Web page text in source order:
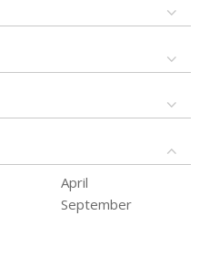
April
September